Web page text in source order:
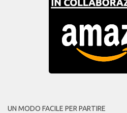
UN MODO FACILE PER PARTIRE